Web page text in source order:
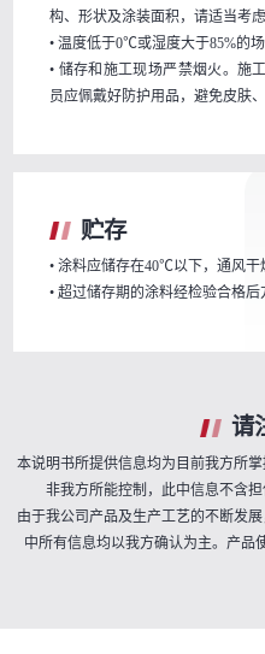
构、形状及涂装面积，请适当考虑
• 温度低于0℃或湿度大于85%的场
• 储存和施工现场严禁烟火。施
员应佩戴好防护用品，避免皮肤
贮存
• 涂料应储存在40℃以下，通风干
• 超过储存期的涂料经检验合格后
请
本说明书所提供信息均为目前我方所
非我方所能控制，此中信息不含
由于我公司产品及生产工艺的不断发
中所有信息均以我方确认为主。产品